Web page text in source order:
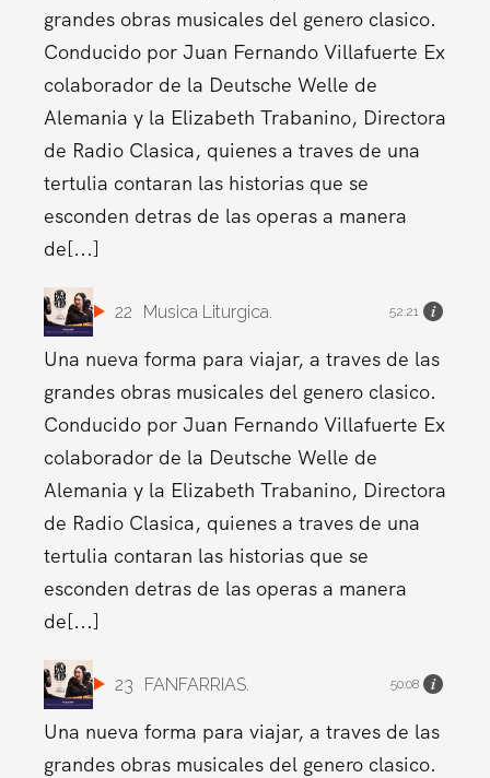
grandes obras musicales del genero clasico.
Conducido por Juan Fernando Villafuerte Ex
colaborador de la Deutsche Welle de
Alemania y la Elizabeth Trabanino, Directora
de Radio Clasica, quienes a traves de una
tertulia contaran las historias que se
esconden detras de las operas a manera
de[...]
22 Musica Liturgica. 52:21
Una nueva forma para viajar, a traves de las
grandes obras musicales del genero clasico.
Conducido por Juan Fernando Villafuerte Ex
colaborador de la Deutsche Welle de
Alemania y la Elizabeth Trabanino, Directora
de Radio Clasica, quienes a traves de una
tertulia contaran las historias que se
esconden detras de las operas a manera
de[...]
23 FANFARRIAS. 50:08
Una nueva forma para viajar, a traves de las
grandes obras musicales del genero clasico.